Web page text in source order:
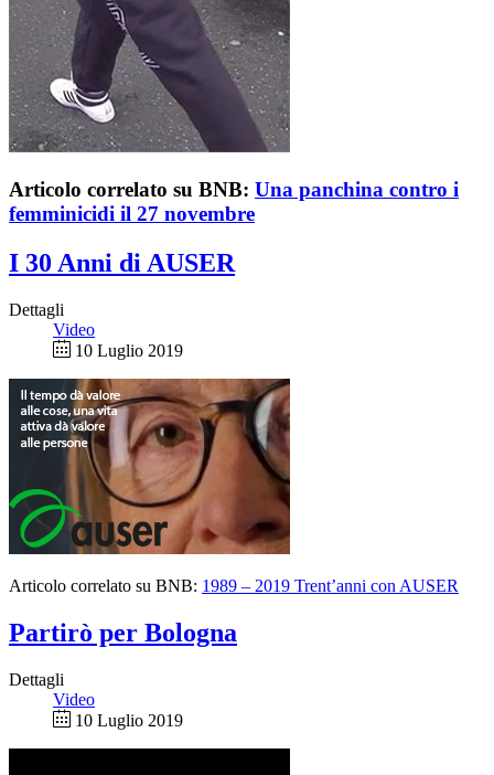
Articolo correlato su BNB: Una panchina contro i
femminicidi il 27 novembre
I 30 Anni di AUSER
Dettagli
Video
10 Luglio 2019
Articolo correlato su BNB: 1989 – 2019 Trent’anni con AUSER
Partirò per Bologna
Dettagli
Video
10 Luglio 2019